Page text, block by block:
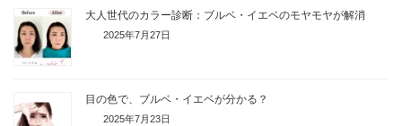
大人世代のカラー診断：ブルベ・イエベのモヤモヤが解消
2025年7月27日
目の色で、ブルベ・イエベが分かる？
2025年7月23日